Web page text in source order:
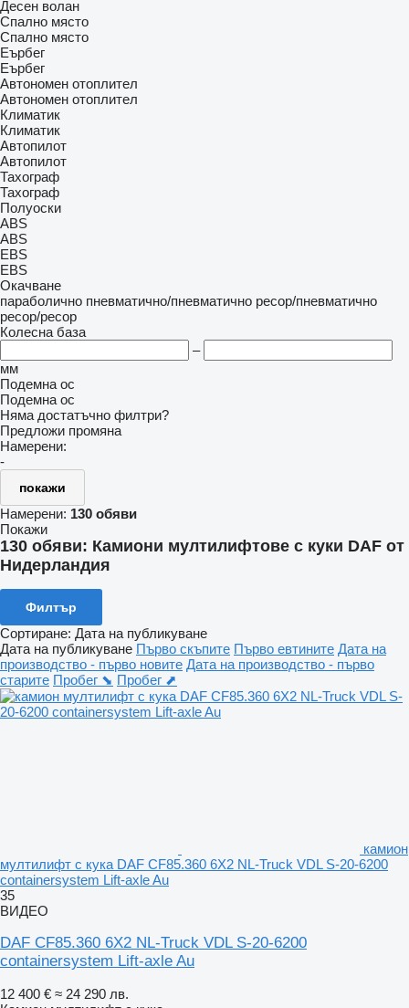
Десен волан
Спално място
Спално място
Еърбег
Еърбег
Автономен отоплител
Автономен отоплител
Климатик
Климатик
Автопилот
Автопилот
Тахограф
Тахограф
Полуоски
ABS
ABS
EBS
EBS
Окачване
параболично пневматично/пневматично ресор/пневматично
ресор/ресор
Колесна база
–
мм
Подемна ос
Подемна ос
Няма достатъчно филтри?
Предложи промяна
Намерени:
-
покажи
Намерени: 130 обяви
Покажи
130 обяви: Камиони мултилифтове с куки DAF от
Нидерландия
Филтър
Сортиране: Дата на публикуване
Дата на публикуване Първо скъпите Първо евтините Дата на
производство - първо новите Дата на производство - първо
старите Пробег ⬊ Пробег ⬈
камион
мултилифт с кука DAF CF85.360 6X2 NL-Truck VDL S-20-6200
containersystem Lift-axle Au
35
ВИДЕО
DAF CF85.360 6X2 NL-Truck VDL S-20-6200
containersystem Lift-axle Au
12 400 € ≈ 24 290 лв.